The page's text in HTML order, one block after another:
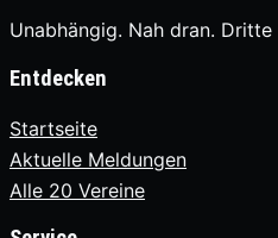
Unabhängig. Nah dran. Dritte
Entdecken
Startseite
Aktuelle Meldungen
Alle 20 Vereine